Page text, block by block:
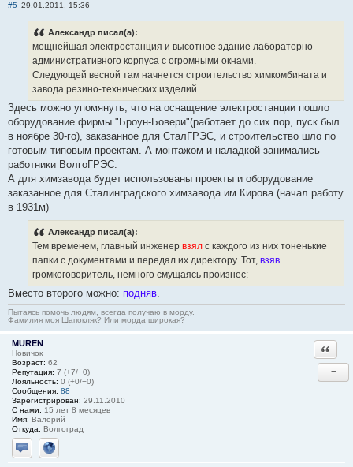
#5 29.01.2011, 15:36
Александр писал(а):
мощнейшая электростанция и высотное здание лабораторно-
административного корпуса с огромными окнами.
Следующей весной там начнется строительство химкомбината и
завода резино-технических изделий.
Здесь можно упомянуть, что на оснащение электростанции пошло
оборудование фирмы "Броун-Бовери"(работает до сих пор, пуск был
в ноябре 30-го), заказанное для СталГРЭС, и строительство шло по
готовым типовым проектам. А монтажом и наладкой занимались
работники ВолгоГРЭС.
А для химзавода будет использованы проекты и оборудование
заказанное для Сталинградского химзавода им Кирова.(начал работу
в 1931м)
Александр писал(а):
Тем временем, главный инженер взял с каждого из них тоненькие
папки с документами и передал их директору. Тот, взяв
громкоговоритель, немного смущаясь произнес:
Вместо второго можно: подняв
Пытаясь помочь людям, всегда получаю в морду.
Фамилия моя Шапокляк? Или морда широкая?
MUREN
Новичок
Возраст: 62
Репутация: 7 (+7/−0)
Лояльность: 0 (+0/−0)
Сообщения: 88
Зарегистрирован: 29.11.2010
С нами: 15 лет 8 месяцев
Имя: Валерий
Откуда: Волгоград
Отправить личное сообщение
Сайт
−